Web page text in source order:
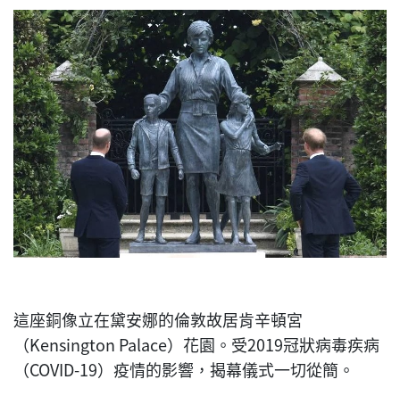
這座銅像立在黛安娜的倫敦故居肯辛頓宮
（Kensington Palace）花園。受2019冠狀病毒疾病
（COVID-19）疫情的影響，揭幕儀式一切從簡。